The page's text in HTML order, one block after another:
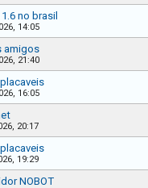
no brasil
14:05
amigos
21:40
16:05
20:17
19:29
NOBOT